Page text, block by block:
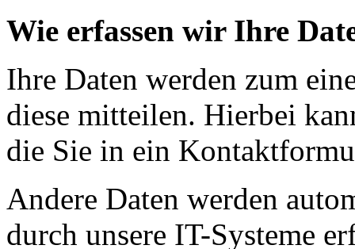
Wie erfassen wir Ihre
Ihre Daten werden zum
diese mitteilen. Hierbei
die Sie in ein
Andere Daten werden
durch unsere IT-Systeme